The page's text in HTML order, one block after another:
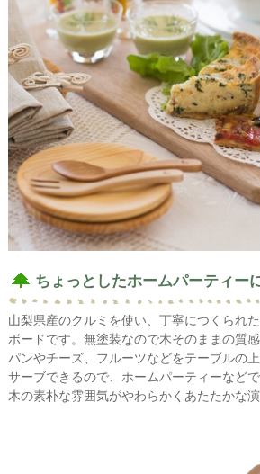
ちょっとしたホームパーティー
山梨県産のクルミを使い、丁寧につくられ
ボードです。無塗装なので木そのままの質
パンやチーズ、フルーツなどをテーブルの
サーブできるので、ホームパーティーなど
木の素朴な雰囲気がやわらかくあたたかな